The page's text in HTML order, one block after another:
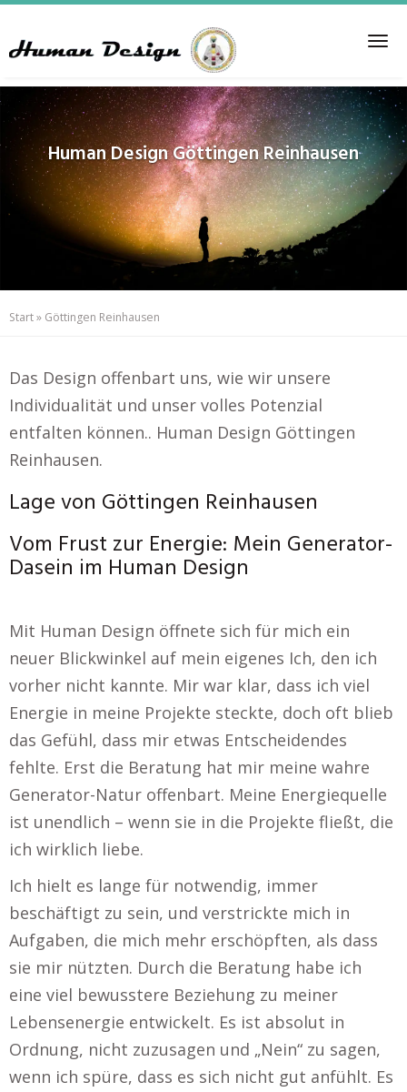
content
Human DesignGöttingen Reinhausen
Start» Göttingen Reinhausen
Das Design offenbart uns, wie wir unsere
Individualität und unser volles Potenzial
entfalten können.. Human Design Göttingen
Reinhausen.
Lage von Göttingen Reinhausen
Vom Frust zur Energie: Mein Generator-
Dasein im Human Design
Mit Human Design öffnete sich für mich ein
neuer Blickwinkel auf mein eigenes Ich, den ich
vorher nicht kannte. Mir war klar, dass ich viel
Energie in meine Projekte steckte, doch oft blieb
das Gefühl, dass mir etwas Entscheidendes
fehlte. Erst die Beratung hat mir meine wahre
Generator-Natur offenbart. Meine Energiequelle
ist unendlich – wenn sie in die Projekte fließt, die
ich wirklich liebe.
Ich hielt es lange für notwendig, immer
beschäftigt zu sein, und verstrickte mich in
Aufgaben, die mich mehr erschöpften, als dass
sie mir nützten. Durch die Beratung habe ich
eine viel bewusstere Beziehung zu meiner
Lebensenergie entwickelt. Es ist absolut in
Ordnung, nicht zuzusagen und „Nein“ zu sagen,
wenn ich spüre, dass es sich nicht gut anfühlt. Es